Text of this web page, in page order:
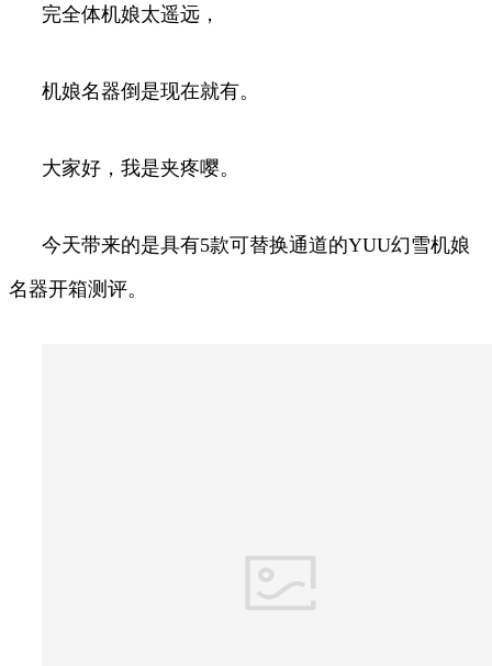
完全体机娘太遥远，
机娘名器倒是现在就有。
大家好，我是夹疼嘤。
今天带来的是具有5款可替换通道的YUU幻雪机娘
名器开箱测评。